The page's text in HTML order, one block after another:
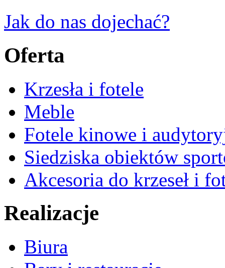
Jak do nas dojechać?
Oferta
Krzesła i fotele
Meble
Fotele kinowe i
Siedziska obiektów
Akcesoria do krzeseł i
Realizacje
Biura